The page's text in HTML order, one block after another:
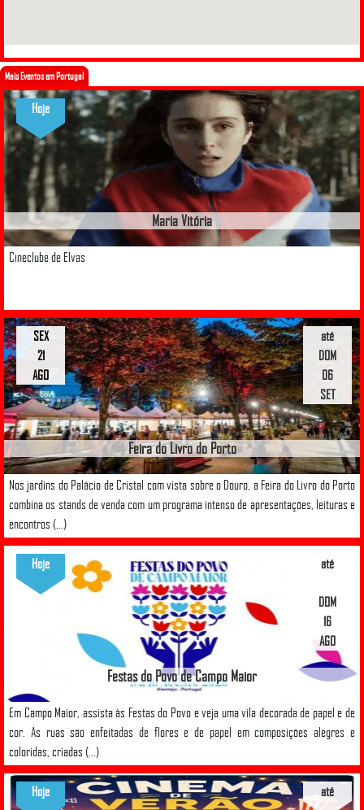
Mais Eventos em Portugal
Maria Vitória
Cineclube de Elvas
Hoje
Feira do Livro do Porto
Nos jardins do Palácio de Cristal com vista sobre o Douro, a Feira do Livro do Porto
combina os stands de venda com um programa intenso de apresentações, leituras e
encontros (...)
até
DOM
06
SET
SEX
21
AGO
Festas do Povo de Campo Maior
Em Campo Maior, assista às Festas do Povo e veja uma vila decorada de papel e de
cor. As ruas são enfeitadas de flores e de papel em composições alegres e
coloridas, criadas (...)
até
DOM
16
AGO
Hoje
até
Hoje